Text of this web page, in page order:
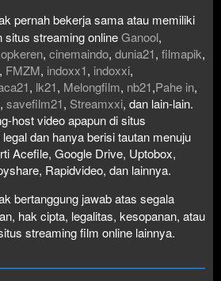
pernah bekerja sama atau memiliki
situs streaming onlineGanool,
, cinemaindo, dunia21, filmapik,
, FMZM, indoxx1, indoxxi,
, lk21, Melongfilm, nb21,Pahe in,
, savefilm21, Streamxxi, dan lain-lain.
host video apapun di situs
dan hanya berisi tautan menuju
Acefile, Google Drive, Uptobox,
Rapidvideo, dan lainnya.
bertanggung jawab atas segala
hak cipta, legalitas, kesopanan, atau
streaming film online lainnya.